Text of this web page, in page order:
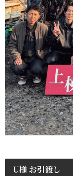
U様 お引渡し